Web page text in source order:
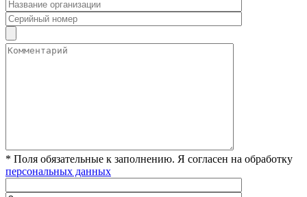
* Поля обязательные к заполнению. Я согласен на обработку
персональных данных